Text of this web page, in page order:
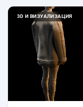
3D И ВИЗУАЛИЗАЦИЯ